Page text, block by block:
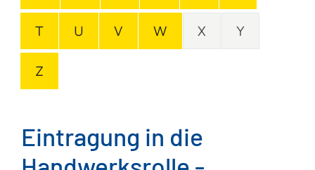
T U V W X Y
Z
Eintragung in die